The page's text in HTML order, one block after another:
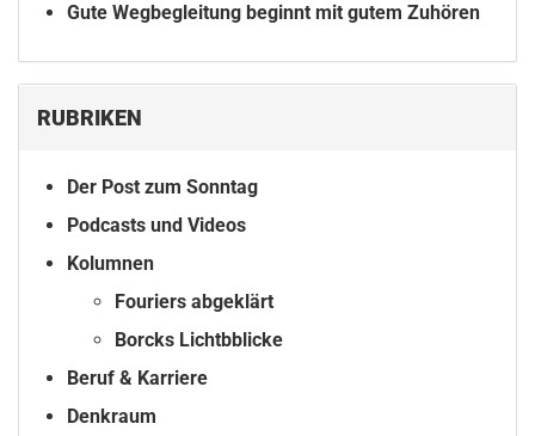
Gute Wegbegleitung beginnt mit gutem Zuhören
RUBRIKEN
Der Post zum Sonntag
Podcasts und Videos
Kolumnen
Fouriers abgeklärt
Borcks Lichtbblicke
Beruf & Karriere
Denkraum